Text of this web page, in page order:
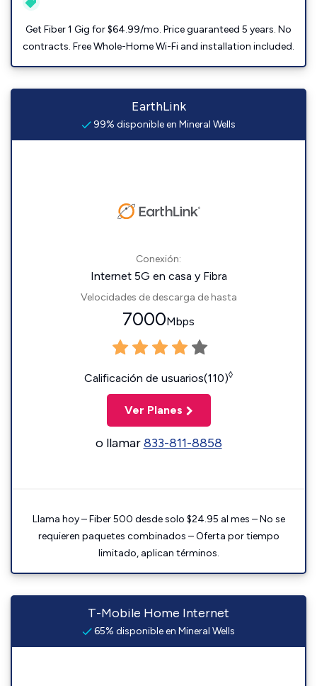
Get Fiber 1 Gig for $64.99/mo. Price guaranteed 5 years. No
contracts. Free Whole-Home Wi-Fi and installation included.
EarthLink
99% disponible en Mineral Wells
Conexión:
Internet 5G en casa y Fibra
Velocidades de descarga de hasta
7000Mbps
Calificación de usuarios(110)◊
Ver Planes
o llamar833-811-8858
Llama hoy – Fiber 500 desde solo $24.95 al mes – No se
requieren paquetes combinados – Oferta por tiempo
limitado, aplican términos.
T-Mobile Home Internet
65% disponible en Mineral Wells